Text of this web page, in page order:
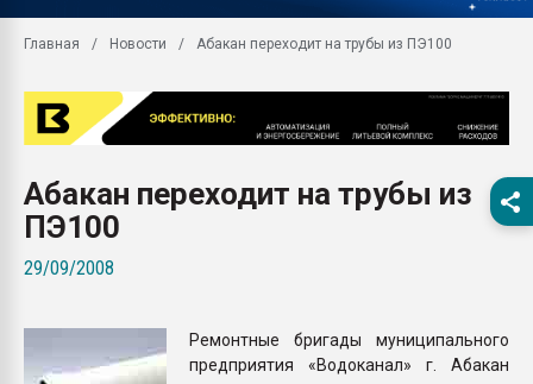
Помощь в подборе
Вакуум-формовочные
Подмосковье, Москва
первый план в
пластмасс
бутылок
Главная Новости Абакан переходит на трубы из ПЭ100
Абакан переходит на трубы из
ПЭ100
29/09/2008
Ремонтные бригады муниципального
предприятия «Водоканал» г. Абакан